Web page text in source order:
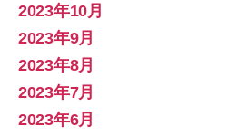
2023年10月
2023年9月
2023年8月
2023年7月
2023年6月